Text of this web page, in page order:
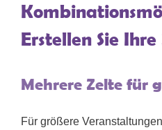
Erstellen Sie
Mehrere Zelte für
Für größere